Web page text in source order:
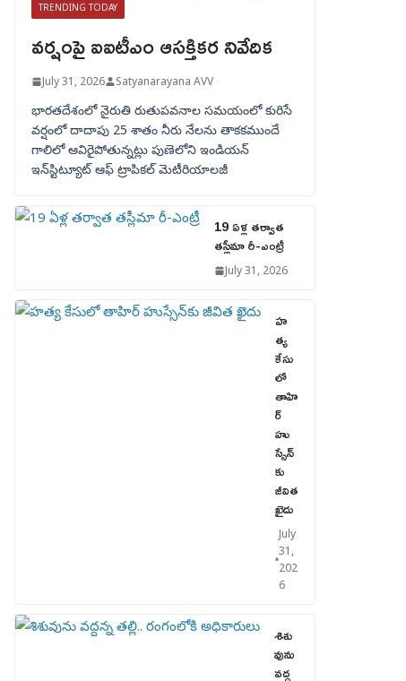
TRENDING TODAY
వర్షంపై ఐఐటీఎం ఆసక్తికర నివేదిక
July 31, 2026 Satyanarayana AVV
భారతదేశంలో నైరుతి రుతుపవనాల సమయంలో కురిసే
వర్షంలో దాదాపు 25 శాతం నీరు నేలను తాకకముందే
గాలిలో ఆవిరైపోతున్నట్లు పుణెలోని ఇండియన్
ఇన్‌స్టిట్యూట్ ఆఫ్ ట్రాపికల్ మెటీరియాలజీ
19 ఏళ్ల తర్వాత
తస్లీమా రీ-ఎంట్రీ
July 31, 2026
హ
త్య
కేసు
లో
తాహి
ర్
హు
స్సేన్‌
కు
జీవిత
ఖైదు
July
31,
202
6
శిశు
వును
వద్ద